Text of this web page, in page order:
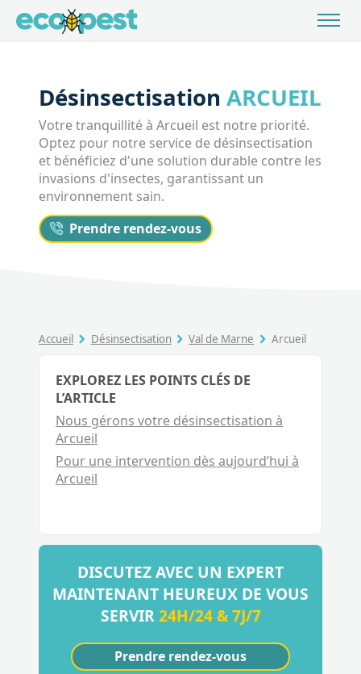
Désinsectisation ARCUEIL
Votre tranquillité à Arcueil est notre priorité.
Optez pour notre service de désinsectisation
et bénéficiez d'une solution durable contre les
invasions d'insectes, garantissant un
environnement sain.
Prendre rendez-vous
Accueil Désinsectisation Val de Marne Arcueil
EXPLOREZ LES POINTS CLÉS DE
L’ARTICLE
Nous gérons votre désinsectisation à
Arcueil
Pour une intervention dès aujourd’hui à
Arcueil
DISCUTEZ AVEC UN EXPERT
MAINTENANT HEUREUX DE VOUS
SERVIR24H/24 & 7J/7
Prendre rendez-vous